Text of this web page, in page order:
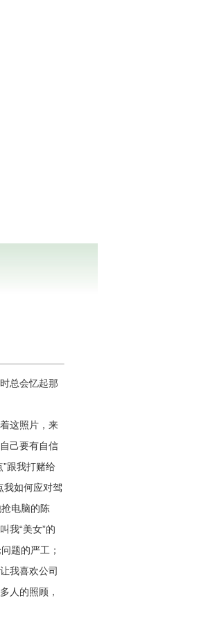
总会忆起那
这照片，来
己要有自信
跟我打赌给
我如何应对驾
电脑的陈
我“美女”的
题的严工；
我喜欢公司
人的照顾，